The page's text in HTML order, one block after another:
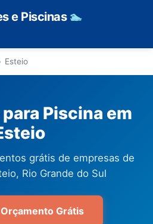
e Piscinas 🏊
Esteio
Piscina em
grátis de empresas de
Rio Grande do Sul
Grátis